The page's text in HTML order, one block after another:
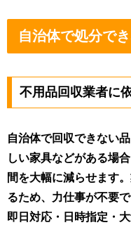
自治体で処分で
不用品回収業者に
自治体で回収できない
しい家具などがある場
間を大幅に減らせます
るため、力仕事が不要
即日対応・日時指定・